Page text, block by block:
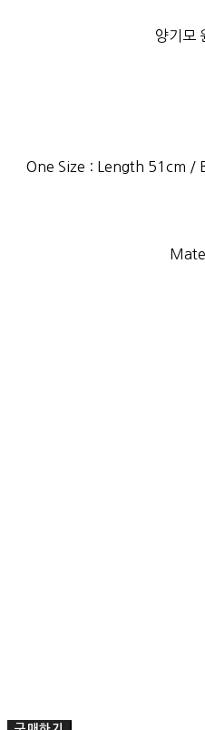
양기모
One Size : Length 51cm /